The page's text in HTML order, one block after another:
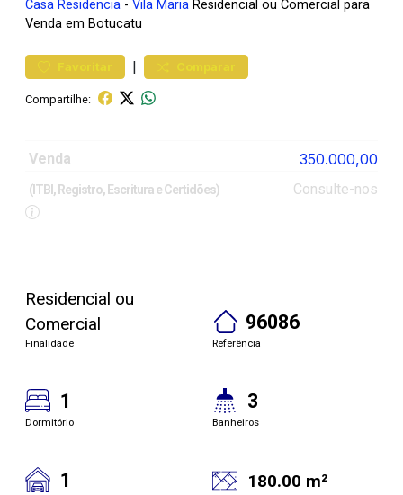
Casa Residencia - Vila Maria Residencial ou Comercial para
Venda em Botucatu
Favoritar | Comparar
Compartilhe:
Venda 350.000,00
(ITBI, Registro, Escritura e Certidões) Consulte-nos
Residencial ou
Comercial
Finalidade
96086
Referência
1
Dormitório
3
Banheiros
1 180.00 m²